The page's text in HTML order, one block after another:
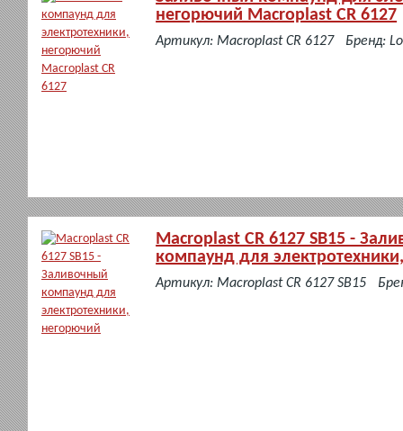
негорючий Macroplast CR 6127
в
Артикул: Macroplast CR 6127 Бренд:
Macroplast CR 6127 SB15 -
компаунд для
в
Артикул: Macroplast CR 6127 SB15